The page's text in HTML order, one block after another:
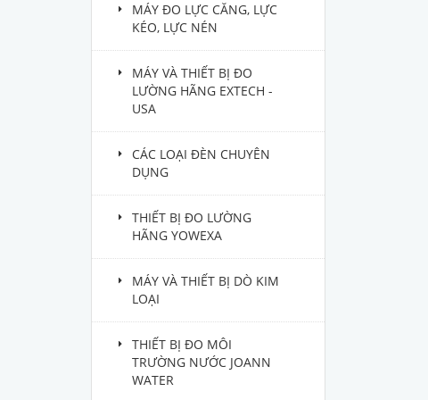
MÁY ĐO LỰC CĂNG, LỰC
KÉO, LỰC NÉN
MÁY VÀ THIẾT BỊ ĐO
LƯỜNG HÃNG EXTECH -
USA
CÁC LOẠI ĐÈN CHUYÊN
DỤNG
THIẾT BỊ ĐO LƯỜNG
HÃNG YOWEXA
MÁY VÀ THIẾT BỊ DÒ KIM
LOẠI
THIẾT BỊ ĐO MÔI
TRƯỜNG NƯỚC JOANN
WATER